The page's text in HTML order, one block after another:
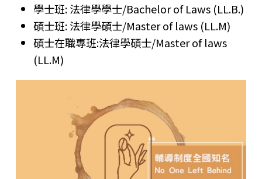
學士班: 法律學學士/Bachelor of Laws (LL.B.)
碩士班: 法律學碩士/Master of laws (LL.M)
碩士在職專班:法律學碩士/Master of laws
(LL.M)